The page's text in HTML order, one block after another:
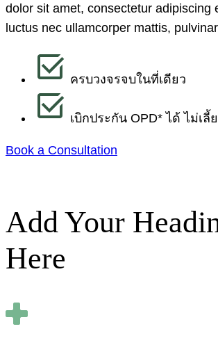
dolor sit amet, consectetur adipiscing
luctus nec ullamcorper mattis,
ครบวงจรจบในที่เดียว
เบิกประกัน OPD* ได้ ไม่เลี้
Book a Consultation
Add Your
Here